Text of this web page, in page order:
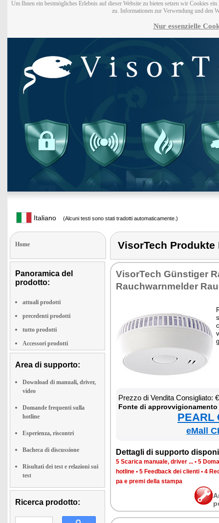
Um Ihnen ein bestmögliches Erlebnis auf dieser Website zu bieten setzen wir Cookies
zu. Informationen zur Verwendung und den
Nur essenzielle
Italiano (Alcuni testi sono stati tradotti automaticamente.)
Home
Panoramica del
prodotto:
attuali prodotti
precedenti prodotti
tutto prodotti
Accessori prodotti
Area di supporto:
Download di manuali, driver,
video
Domande frequenti sulla
hotline
Esperienza, riscontri
Bacheca di discussione
Risultati dei test e relazioni sui
test
Ricerca prodotto:
VisorTech Produkte
Vi­sor­Te­ch Günsti­ger
Rau­ch­warn­mel­der
Prez­zo di Ven­di­ta Con­si­glia­to:
Fon­te di
PEARL
eMall
Det­ta­gli di sup­por­to
5 Sca­ri­ca ma­nua­le, dri­ver ... • 5
ho­tli­ne • 5 Feed­back dei clien­ti • 4
pa e pre­mi del­la stam­pa